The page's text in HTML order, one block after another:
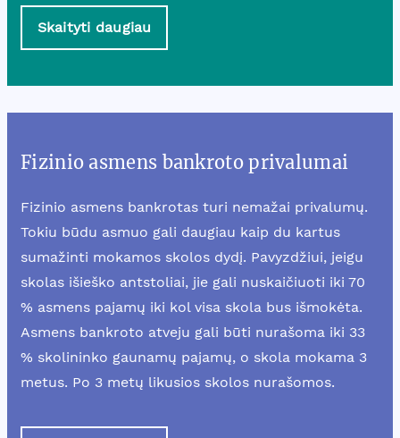
Skaityti daugiau
Fizinio asmens bankroto privalumai
Fizinio asmens bankrotas turi nemažai privalumų.
Tokiu būdu asmuo gali daugiau kaip du kartus
sumažinti mokamos skolos dydį. Pavyzdžiui, jeigu
skolas išieško antstoliai, jie gali nuskaičiuoti iki 70
% asmens pajamų iki kol visa skola bus išmokėta.
Asmens bankroto atveju gali būti nurašoma iki 33
% skolininko gaunamų pajamų, o skola mokama 3
metus. Po 3 metų likusios skolos nurašomos.